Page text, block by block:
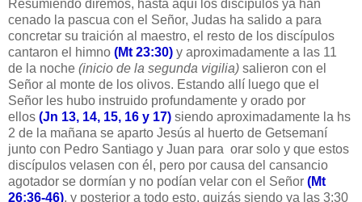
Resumiendo diremos, hasta aquí los discípulos ya han
cenado la pascua con el Señor, Judas ha salido a para
concretar su traición al maestro, el resto de los discípulos
cantaron el himno (Mt 23:30) y aproximadamente a las 11
de la noche (inicio de la segunda vigilia) salieron con el
Señor al monte de los olivos. Estando allí luego que el
Señor les hubo instruido profundamente y orado por
ellos (Jn 13, 14, 15, 16 y 17) siendo aproximadamente la hs
2 de la mañana se aparto Jesús al huerto de Getsemaní
junto con Pedro Santiago y Juan para orar solo y que estos
discípulos velasen con él, pero por causa del cansancio
agotador se dormían y no podían velar con el Señor (Mt
26:36-46), y posterior a todo esto, quizás siendo ya las 3:30